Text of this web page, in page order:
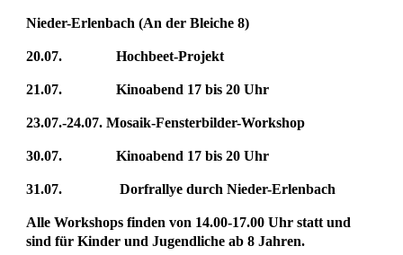
Nieder-Erlenbach (An der Bleiche 8)
20.07. Hochbeet-Projekt
21.07. Kinoabend 17 bis 20 Uhr
23.07.-24.07. Mosaik-Fensterbilder-Workshop
30.07. Kinoabend 17 bis 20 Uhr
31.07. Dorfrallye durch Nieder-Erlenbach
Alle Workshops finden von 14.00-17.00 Uhr statt und
sind für Kinder und Jugendliche ab 8 Jahren.